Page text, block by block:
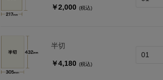
￥2,000 (税込)
半切
￥4,180 (税込)